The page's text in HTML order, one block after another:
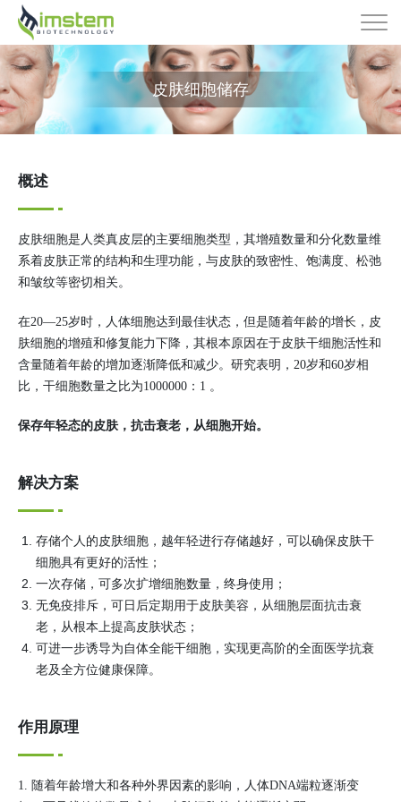
皮肤细胞储存
概述
皮肤细胞是人类真皮层的主要细胞类型，其增殖数量和分化数量维
系着皮肤正常的结构和生理功能，与皮肤的致密性、饱满度、松弛
和皱纹等密切相关。
在20—25岁时，人体细胞达到最佳状态，但是随着年龄的增长，皮
肤细胞的增殖和修复能力下降，其根本原因在于皮肤干细胞活性和
含量随着年龄的增加逐渐降低和减少。研究表明，20岁和60岁相
比，干细胞数量之比为1000000：1 。
保存年轻态的皮肤，抗击衰老，从细胞开始。
解决方案
存储个人的皮肤细胞，越年轻进行存储越好，可以确保皮肤干
细胞具有更好的活性；
一次存储，可多次扩增细胞数量，终身使用；
无免疫排斥，可日后定期用于皮肤美容，从细胞层面抗击衰
老，从根本上提高皮肤状态；
可进一步诱导为自体全能干细胞，实现更高阶的全面医学抗衰
老及全方位健康保障。
作用原理
1. 随着年龄增大和各种外界因素的影响，人体DNA端粒逐渐变